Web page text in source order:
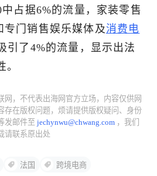
占据6%的流量，家装零售
门销售娱乐媒体及消费电
引了4%的流量，显示出法
网，不代表出海网官方立场，内容仅供网
存在版权问题，烦请提供版权疑问、身份
发邮件至jechynwu@chwang.com ，我们
请联系原出处
法国 跨境电商